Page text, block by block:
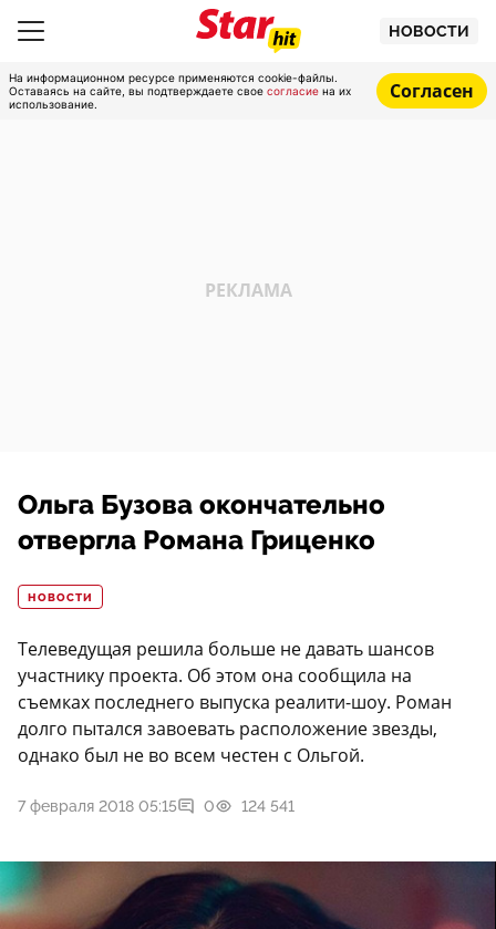
НОВОСТИ
На информационном ресурсе применяются cookie-файлы.
Оставаясь на сайте, вы подтверждаете свое согласие на их
использование.
Согласен
Ольга Бузова окончательно
отвергла Романа Гриценко
НОВОСТИ
Телеведущая решила больше не давать шансов
участнику проекта. Об этом она сообщила на
съемках последнего выпуска реалити-шоу. Роман
долго пытался завоевать расположение звезды,
однако был не во всем честен с Ольгой.
7 февраля 2018 05:15 0 124 541